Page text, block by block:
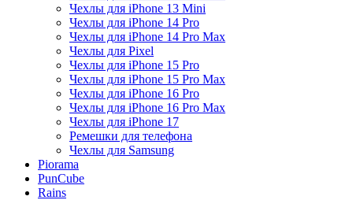
Чехлы для iPhone 13 Mini
Чехлы для iPhone 14 Pro
Чехлы для iPhone 14 Pro Max
Чехлы для Pixel
Чехлы для iPhone 15 Pro
Чехлы для iPhone 15 Pro Max
Чехлы для iPhone 16 Pro
Чехлы для iPhone 16 Pro Max
Чехлы для iPhone 17
Ремешки для телефона
Чехлы для Samsung
Piorama
PunCube
Rains